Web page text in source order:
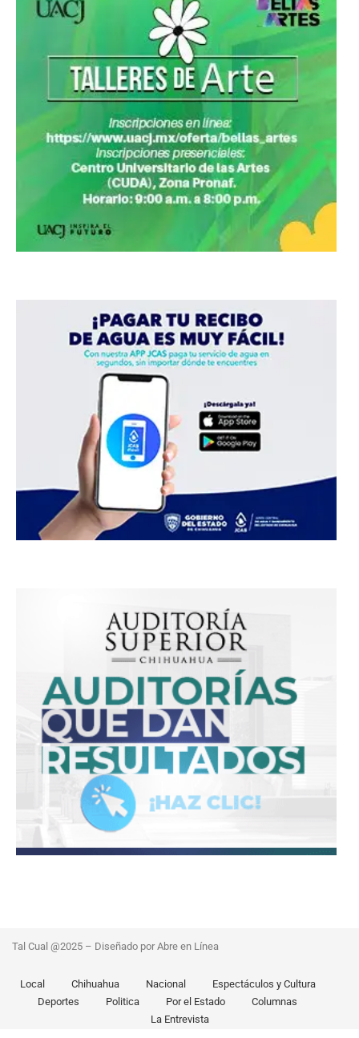
Tal Cual @2025 – Diseñado por Abre en Línea
Local Chihuahua Nacional
Espectáculos y Cultura
Deportes
Politica Por el Estado
Columnas
La Entrevista